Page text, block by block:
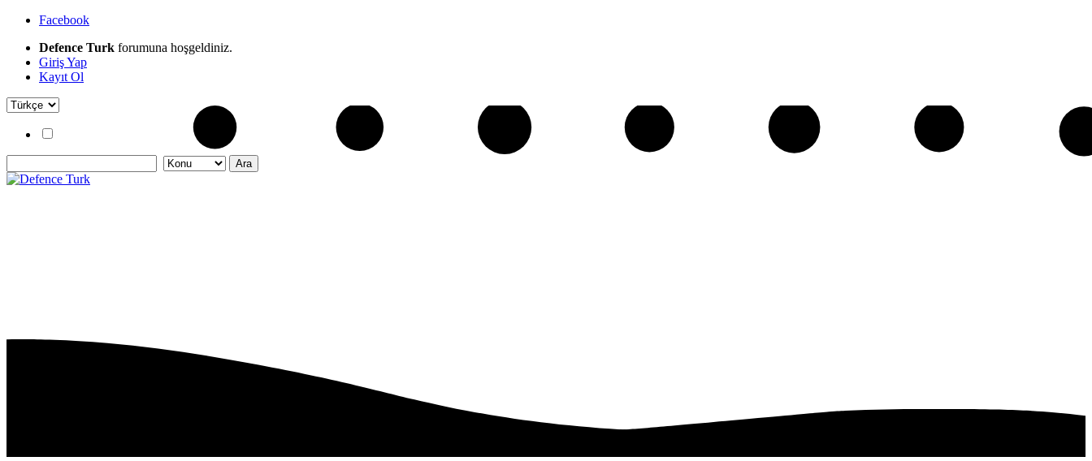
Facebook
Defence Turk forumuna hoşgeldiniz.
Giriş Yap
Kayıt Ol